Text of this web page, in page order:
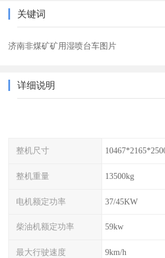
关键词
济南非煤矿矿用湿喷台车图片
详细说明
整机尺寸
整机重量 13500kg
电机额定功率 37/45KW
柴油机额定功率 59kw
最大行驶速度 9km/h